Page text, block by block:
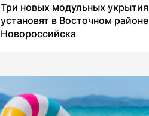
Три новых модульных укрытия
установят в Восточном районе
Новороссийска